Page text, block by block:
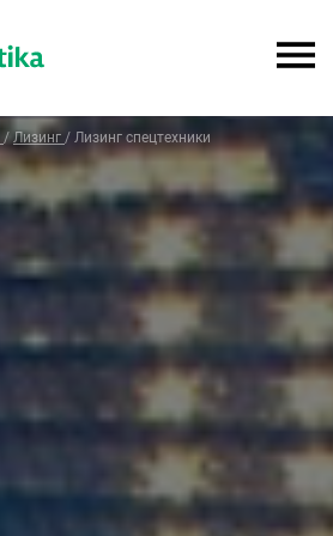
/Лизинг / Лизинг спецтехники